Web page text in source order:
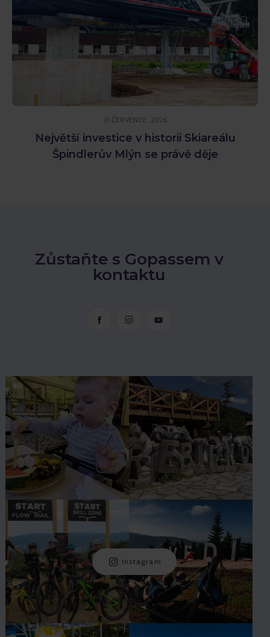
31 ČERVENCE, 2026
Největší investice v historii Skiareálu
Špindlerův Mlýn se právě děje
Zůstaňte s Gopassem v
kontaktu
Instagram